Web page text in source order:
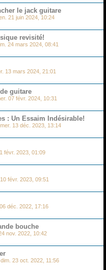
le jack guitare
21 juin 2024, 10:24
revisité!
24 mars 2024, 08:41
13 mars 2024, 21:01
guitare
07 févr. 2024, 10:31
: Un Essaim Indésirable!
mer. 13 déc. 2023, 13:14
févr. 2023, 01:09
févr. 2023, 09:51
déc. 2022, 17:16
bouche
nov. 2022, 10:42
dim. 23 oct. 2022, 11:56